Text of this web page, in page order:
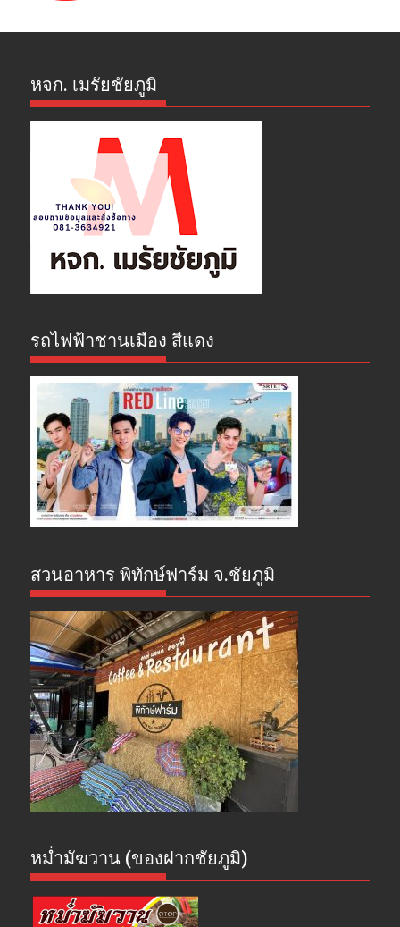
หจก. เมรัยชัยภูมิ
รถไฟฟ้าชานเมือง สีแดง
สวนอาหาร พิทักษ์ฟาร์ม จ.ชัยภูมิ
หม่ำมัฆวาน (ของฝากชัยภูมิ)